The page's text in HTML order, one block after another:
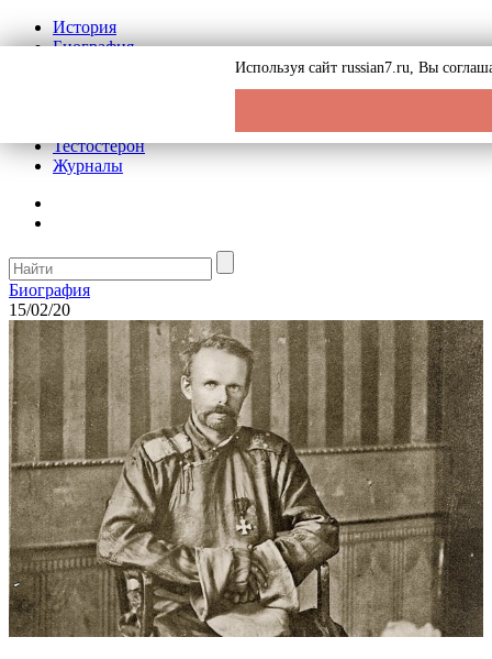
История
Биография
Тестостерон
Журналы
Биография
15/02/20
Используя сайт russian7.ru, Вы